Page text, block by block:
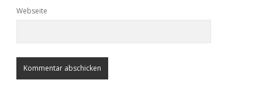
Webseite